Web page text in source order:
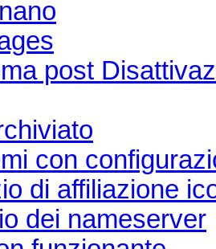
post
con
di affiliazione
dei nameserver